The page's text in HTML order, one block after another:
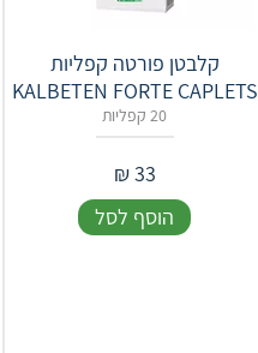
קלבטן פורטה קפליות
KALBETEN FORTE CAPLETS
20 קפליות
33
₪
הוסף לסל